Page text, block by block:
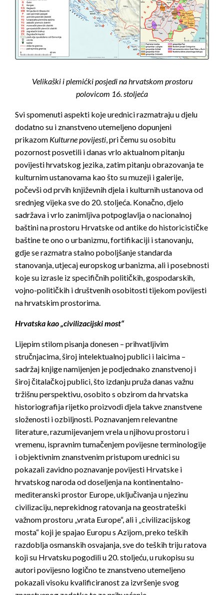
Velikaški i plemićki posjedi na hrvatskom prostoru
polovicom 16. stoljeća
Svi spomenuti aspekti koje urednici razmatraju u djelu
dodatno su i znanstveno utemeljeno dopunjeni
prikazom Kulturne povijesti, pri čemu su osobitu
pozornost posvetili i danas vrlo aktualnom pitanju
povijesti hrvatskog jezika, zatim pitanju obrazovanja te
kulturnim ustanovama kao što su muzeji i galerije,
počevši od prvih književnih djela i kulturnih ustanova od
srednjeg vijeka sve do 20. stoljeća. Konačno, djelo
sadržava i vrlo zanimljiva potpoglavlja o nacionalnoj
baštini na prostoru Hrvatske od antike do historicističke
baštine te ono o urbanizmu, fortifikaciji i stanovanju,
gdje se razmatra stalno poboljšanje standarda
stanovanja, utjecaj europskog urbanizma, ali i posebnosti
koje su izrasle iz specifičnih političkih, gospodarskih,
vojno-političkih i društvenih osobitosti tijekom povijesti
na hrvatskim prostorima.
Hrvatska kao„civilizacijski most“
Lijepim stilom pisanja donesen – prihvatljivim
stručnjacima, široj intelektualnoj publici i laicima –
sadržaj knjige namijenjen je podjednako znanstvenoj i
široj čitalačkoj publici, što izdanju pruža danas važnu
tržišnu perspektivu, osobito s obzirom da hrvatska
historiografija rijetko proizvodi djela takve znanstvene
složenosti i ozbiljnosti. Poznavanjem relevantne
literature, razumijevanjem vrela u njihovu prostoru i
vremenu, ispravnim tumačenjem povijesne terminologije
i objektivnim znanstvenim pristupom urednici su
pokazali zavidno poznavanje povijesti Hrvatske i
hrvatskog naroda od doseljenja na kontinentalno-
mediteranski prostor Europe, uključivanja u njezinu
civilizaciju, neprekidnog ratovanja na geostrateški
važnom prostoru „vrata Europe“, ali i „civilizacijskog
mosta“ koji je spajao Europu s Azijom, preko teških
razdoblja osmanskih osvajanja, sve do teških triju ratova
koji su Hrvatsku pogodili u 20. stoljeću, u rukopisu su
autori povijesno logično te znanstveno utemeljeno
pokazali visoku kvalificiranost za izvršenje svog